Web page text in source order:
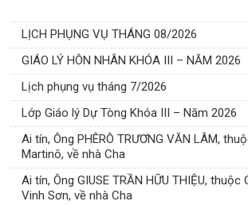
LỊCH PHỤNG VỤ THÁNG 08/2026
GIÁO LÝ HÔN NHÂN KHÓA III – NĂM 2026
Lịch phụng vụ tháng 7/2026
Lớp Giáo lý Dự Tòng Khóa III – Năm 2026
Ai tín, Ông PHÊRÔ TRƯƠNG VĂN LÂM,
Martinô, về nhà Cha
Ai tín, Ông GIUSE TRẦN HỮU THIỆU, thuộc
Vinh Sơn, về nhà Cha